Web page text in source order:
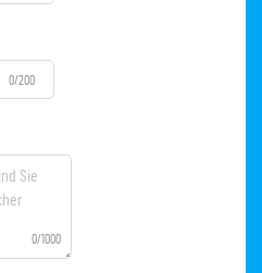
0/200
0/1000